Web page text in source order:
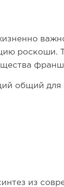
роскоши.
общий для
из